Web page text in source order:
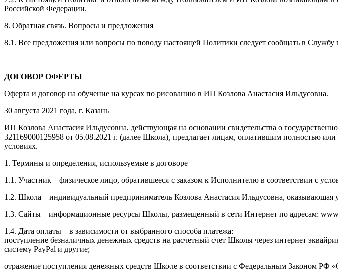
Российской Федерации.
8. Обратная связь. Вопросы и предложения
8.1. Все предложения или вопросы по поводу настоящей Политики следует сообщать в
ДОГОВОР ОФЕРТЫ
Оферта и договор на обучение на курсах по рисованию в ИП Козлова Анастасия Ильдусовна.
30 августа 2021 года, г. Казань
ИП Козлова Анастасия Ильдусовна, действующая на основании свидетельства о
321169000125958 от 05.08.2021 г. (далее Школа), предлагает лицам, оплатившим полностью
условиях.
1. Термины и определения, используемые в договоре
1.1. Участник – физическое лицо, обратившееся с заказом к Исполнителю в соответствии с
1.2. Школа – индивидуальный предприниматель Козлова Анастасия Ильдусовна, оказывающая
1.3. Сайты – информационные ресурсы Школы, размещенный в сети Интернет по адресам:
1.4. Дата оплаты – в зависимости от выбранного способа платежа:
поступление безналичных денежных средств на расчетный счет Школы через интернет
систему PayPal и другие;
отражение поступления денежных средств Школе в соответствии с Федеральным Законом РФ